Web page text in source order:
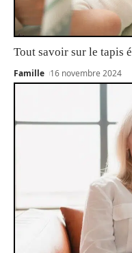
Tout savoir sur le tapis
Famille 16 novembre 2024